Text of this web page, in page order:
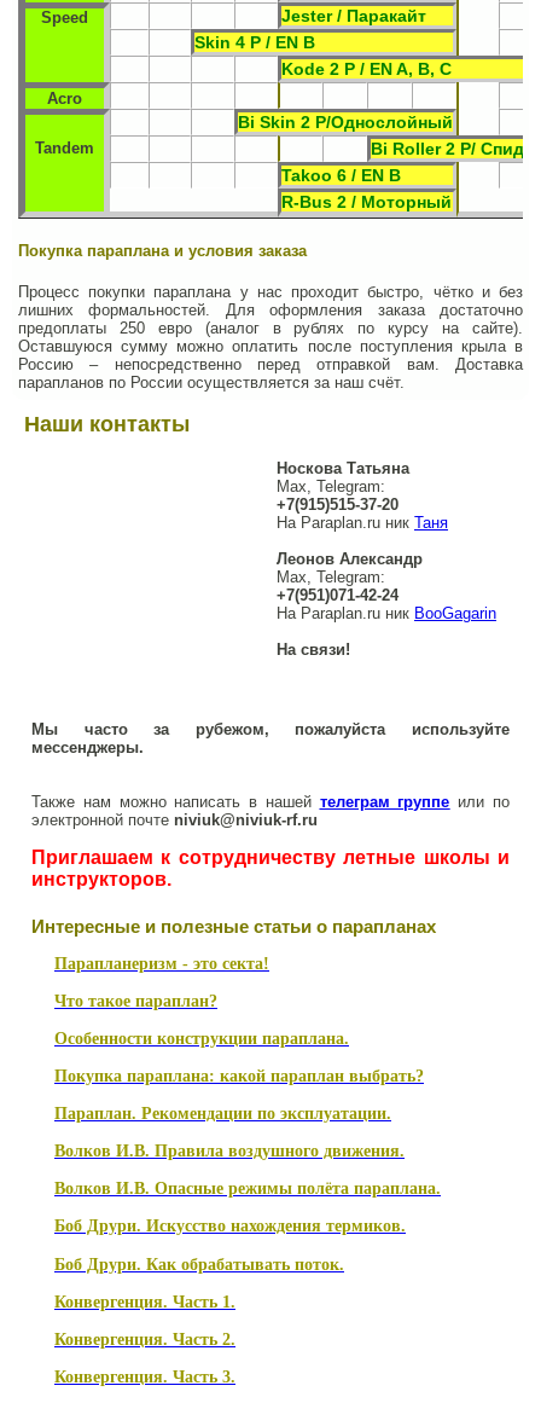
Speed
Jester / Паракайт
Skin 4 P / EN B
Kode 2 P / EN A, B, C
Acro
Bi Skin 2 P/Однослойный
Tandem
Bi Roller 2 P/
Takoo 6 / EN B
R-Bus 2 / Моторный
Покупка параплана и условия заказа
Процесс покупки параплана у нас проходит быстро, чётко и без
лишних формальностей. Для оформления заказа достаточно
предоплаты 250 евро (аналог в рублях по курсу на сайте).
Оставшуюся сумму можно оплатить после поступления крыла в
Россию – непосредственно перед отправкой вам. Доставка
парапланов по России осуществляется за наш счёт.
Наши контакты
Носкова Татьяна
Max, Telegram:
+7(915)515-37-20
На Paraplan.ru ник Таня
Леонов Александр
Max, Telegram:
+7(951)071-42-24
На Paraplan.ru ник BooGagarin
На связи!
Мы часто за рубежом, пожалуйста используйте
мессенджеры.
Также нам можно написать в нашей телеграм группе или по
электронной почте niviuk@niviuk-rf.ru
Приглашаем к сотрудничеству летные школы и
инструкторов.
Интересные и полезные статьи о парапланах
Парапланеризм - это секта!
Что такое параплан?
Особенности конструкции параплана.
Покупка параплана: какой параплан выбрать?
Параплан. Рекомендации по эксплуатации.
Волков И.В. Правила воздушного движения.
Волков И.В. Опасные режимы полёта параплана.
Боб Друри. Искусство нахождения термиков.
Боб Друри. Как обрабатывать поток.
Конвергенция. Часть 1.
Конвергенция. Часть 2.
Конвергенция. Часть 3.